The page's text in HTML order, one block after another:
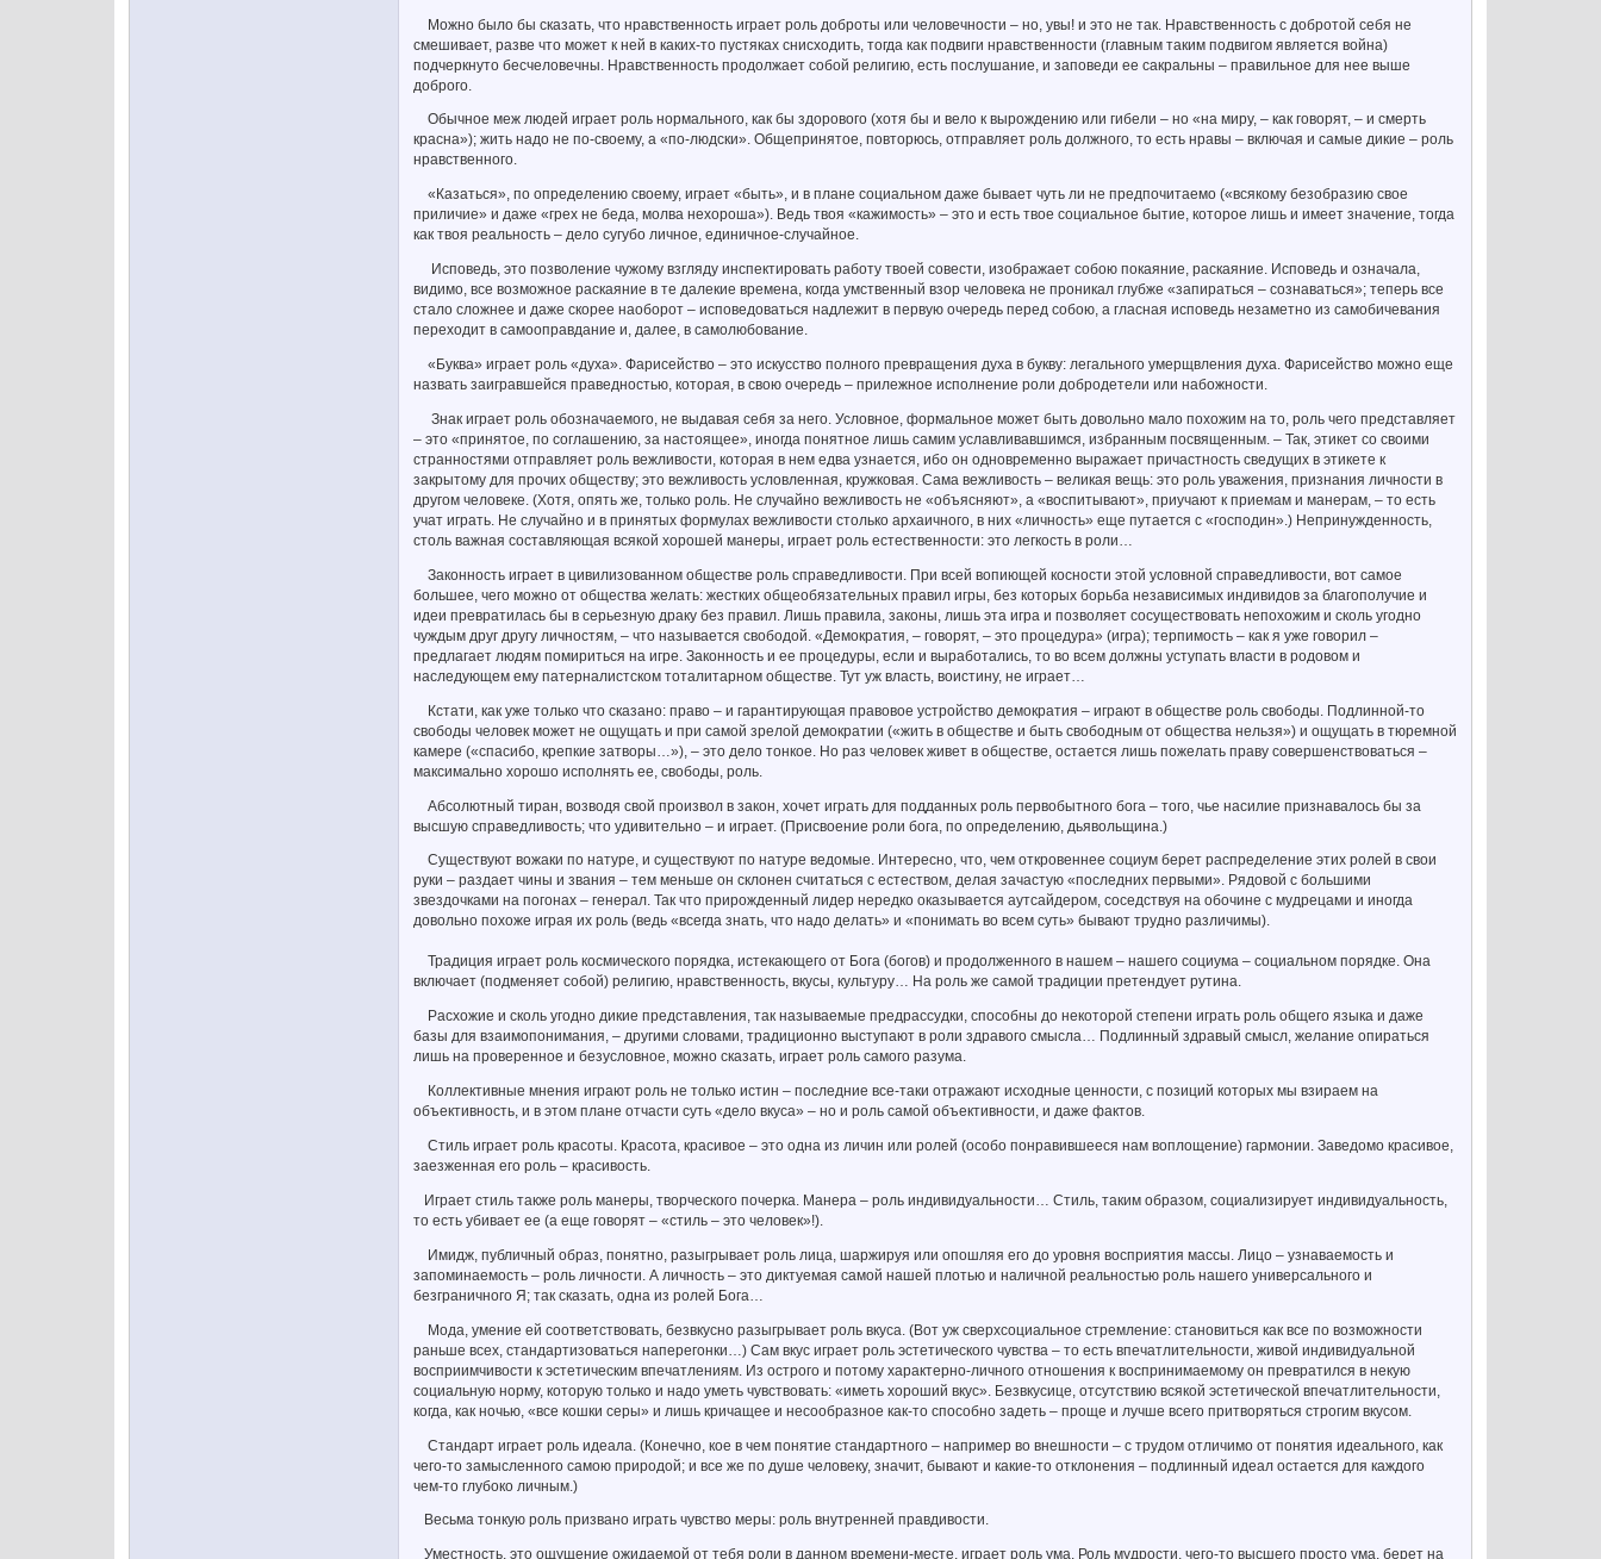
Можно было бы сказать, что нравственность играет роль доброты или человечности – но, увы! и это не так. Нравственность с добротой себя не
смешивает, разве что может к ней в каких-то пустяках снисходить, тогда как подвиги нравственности (главным таким подвигом является война)
подчеркнуто бесчеловечны. Нравственность продолжает собой религию, есть послушание, и заповеди ее сакральны – правильное для нее выше
доброго.
Обычное меж людей играет роль нормального, как бы здорового (хотя бы и вело к вырождению или гибели – но «на миру, – как говорят, – и смерть
красна»); жить надо не по-своему, а «по-людски». Общепринятое, повторюсь, отправляет роль должного, то есть нравы – включая и самые дикие – роль
нравственного.
«Казаться», по определению своему, играет «быть», и в плане социальном даже бывает чуть ли не предпочитаемо («всякому безобразию свое
приличие» и даже «грех не беда, молва нехороша»). Ведь твоя «кажимость» – это и есть твое социальное бытие, которое лишь и имеет значение, тогда
как твоя реальность – дело сугубо личное, единичное-случайное.
Исповедь, это позволение чужому взгляду инспектировать работу твоей совести, изображает собою покаяние, раскаяние. Исповедь и означала,
видимо, все возможное раскаяние в те далекие времена, когда умственный взор человека не проникал глубже «запираться – сознаваться»; теперь все
стало сложнее и даже скорее наоборот – исповедоваться надлежит в первую очередь перед собою, а гласная исповедь незаметно из самобичевания
переходит в самооправдание и, далее, в самолюбование.
«Буква» играет роль «духа». Фарисейство – это искусство полного превращения духа в букву: легального умерщвления духа. Фарисейство можно еще
назвать заигравшейся праведностью, которая, в свою очередь – прилежное исполнение роли добродетели или набожности.
Знак играет роль обозначаемого, не выдавая себя за него. Условное, формальное может быть довольно мало похожим на то, роль чего представляет
– это «принятое, по соглашению, за настоящее», иногда понятное лишь самим уславливавшимся, избранным посвященным. – Так, этикет со своими
странностями отправляет роль вежливости, которая в нем едва узнается, ибо он одновременно выражает причастность сведущих в этикете к
закрытому для прочих обществу; это вежливость условленная, кружковая. Сама вежливость – великая вещь: это роль уважения, признания личности в
другом человеке. (Хотя, опять же, только роль. Не случайно вежливость не «объясняют», а «воспитывают», приучают к приемам и манерам, – то есть
учат играть. Не случайно и в принятых формулах вежливости столько архаичного, в них «личность» еще путается с «господин».) Непринужденность,
столь важная составляющая всякой хорошей манеры, играет роль естественности: это легкость в роли…
Законность играет в цивилизованном обществе роль справедливости. При всей вопиющей косности этой условной справедливости, вот самое
большее, чего можно от общества желать: жестких общеобязательных правил игры, без которых борьба независимых индивидов за благополучие и
идеи превратилась бы в серьезную драку без правил. Лишь правила, законы, лишь эта игра и позволяет сосуществовать непохожим и сколь угодно
чуждым друг другу личностям, – что называется свободой. «Демократия, – говорят, – это процедура» (игра); терпимость – как я уже говорил –
предлагает людям помириться на игре. Законность и ее процедуры, если и выработались, то во всем должны уступать власти в родовом и
наследующем ему патерналистском тоталитарном обществе. Тут уж власть, воистину, не играет…
Кстати, как уже только что сказано: право – и гарантирующая правовое устройство демократия – играют в обществе роль свободы. Подлинной-то
свободы человек может не ощущать и при самой зрелой демократии («жить в обществе и быть свободным от общества нельзя») и ощущать в тюремной
камере («спасибо, крепкие затворы…»), – это дело тонкое. Но раз человек живет в обществе, остается лишь пожелать праву совершенствоваться –
максимально хорошо исполнять ее, свободы, роль.
Абсолютный тиран, возводя свой произвол в закон, хочет играть для подданных роль первобытного бога – того, чье насилие признавалось бы за
высшую справедливость; что удивительно – и играет. (Присвоение роли бога, по определению, дьявольщина.)
Существуют вожаки по натуре, и существуют по натуре ведомые. Интересно, что, чем откровеннее социум берет распределение этих ролей в свои
руки – раздает чины и звания – тем меньше он склонен считаться с естеством, делая зачастую «последних первыми». Рядовой с большими
звездочками на погонах – генерал. Так что прирожденный лидер нередко оказывается аутсайдером, соседствуя на обочине с мудрецами и иногда
довольно похоже играя их роль (ведь «всегда знать, что надо делать» и «понимать во всем суть» бывают трудно различимы).
Традиция играет роль космического порядка, истекающего от Бога (богов) и продолженного в нашем – нашего социума – социальном порядке. Она
включает (подменяет собой) религию, нравственность, вкусы, культуру… На роль же самой традиции претендует рутина.
Расхожие и сколь угодно дикие представления, так называемые предрассудки, способны до некоторой степени играть роль общего языка и даже
базы для взаимопонимания, – другими словами, традиционно выступают в роли здравого смысла… Подлинный здравый смысл, желание опираться
лишь на проверенное и безусловное, можно сказать, играет роль самого разума.
Коллективные мнения играют роль не только истин – последние все-таки отражают исходные ценности, с позиций которых мы взираем на
объективность, и в этом плане отчасти суть «дело вкуса» – но и роль самой объективности, и даже фактов.
Стиль играет роль красоты. Красота, красивое – это одна из личин или ролей (особо понравившееся нам воплощение) гармонии. Заведомо красивое,
заезженная его роль – красивость.
Играет стиль также роль манеры, творческого почерка. Манера – роль индивидуальности… Стиль, таким образом, социализирует индивидуальность,
то есть убивает ее (а еще говорят – «стиль – это человек»!).
Имидж, публичный образ, понятно, разыгрывает роль лица, шаржируя или опошляя его до уровня восприятия массы. Лицо – узнаваемость и
запоминаемость – роль личности. А личность – это диктуемая самой нашей плотью и наличной реальностью роль нашего универсального и
безграничного Я; так сказать, одна из ролей Бога…
Мода, умение ей соответствовать, безвкусно разыгрывает роль вкуса. (Вот уж сверхсоциальное стремление: становиться как все по возможности
раньше всех, стандартизоваться наперегонки…) Сам вкус играет роль эстетического чувства – то есть впечатлительности, живой индивидуальной
восприимчивости к эстетическим впечатлениям. Из острого и потому характерно-личного отношения к воспринимаемому он превратился в некую
социальную норму, которую только и надо уметь чувствовать: «иметь хороший вкус». Безвкусице, отсутствию всякой эстетической впечатлительности,
когда, как ночью, «все кошки серы» и лишь кричащее и несообразное как-то способно задеть – проще и лучше всего притворяться строгим вкусом.
Стандарт играет роль идеала. (Конечно, кое в чем понятие стандартного – например во внешности – с трудом отличимо от понятия идеального, как
чего-то замысленного самою природой; и все же по душе человеку, значит, бывают и какие-то отклонения – подлинный идеал остается для каждого
чем-то глубоко личным.)
Весьма тонкую роль призвано играть чувство меры: роль внутренней правдивости.
Уместность, это ощущение ожидаемой от тебя роли в данном времени-месте, играет роль ума. Роль мудрости, чего-то высшего просто ума, берет на